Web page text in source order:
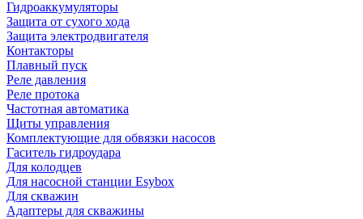
Гидроаккумуляторы
Защита от сухого хода
Защита электродвигателя
Контакторы
Плавный пуск
Реле давления
Реле протока
Частотная автоматика
Щиты управления
Комплектующие для обвязки насосов
Гаситель гидроудара
Для колодцев
Для насосной станции Esybox
Для скважин
Адаптеры для скважины